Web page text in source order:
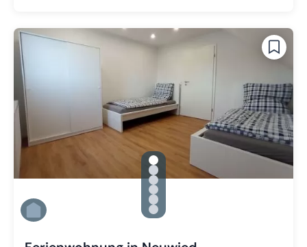
gallery.slide_selector
Zu Slide 1 wechseln
Zu Slide 2 wechseln
Zu Slide 3 wechseln
Zu Slide 4 wechseln
Zu Slide 5 wechseln
Zu Slide 6 wechseln